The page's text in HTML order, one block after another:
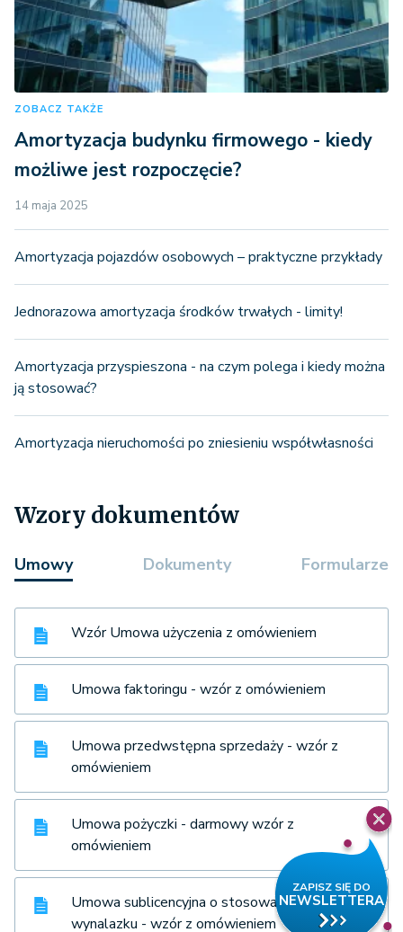
ZOBACZ TAKŻE
Amortyzacja budynku firmowego - kiedy
możliwe jest rozpoczęcie?
14 maja 2025
Amortyzacja pojazdów osobowych – praktyczne przykłady
Jednorazowa amortyzacja środków trwałych - limity!
Amortyzacja przyspieszona - na czym polega i kiedy można
ją stosować?
Amortyzacja nieruchomości po zniesieniu współwłasności
Wzory dokumentów
Umowy Dokumenty Formularze
Wzór Umowa użyczenia z omówieniem
Umowa faktoringu - wzór z omówieniem
Umowa przedwstępna sprzedaży - wzór z
omówieniem
Umowa pożyczki - darmowy wzór z
omówieniem
Umowa sublicencyjna o stosowanie
wynalazku - wzór z omówieniem